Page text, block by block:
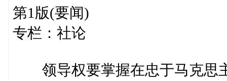
第1版(要闻)
专栏：社论
领导权要掌握在忠于马克思